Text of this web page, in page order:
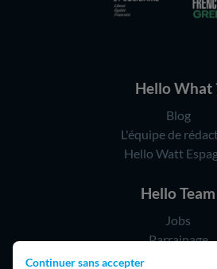
Continuer sans accepter
Hello What
Blog
L'équipe de
Hello Watt
Hello Team
Jobs
Parrainage
Rejoindre notre réseau